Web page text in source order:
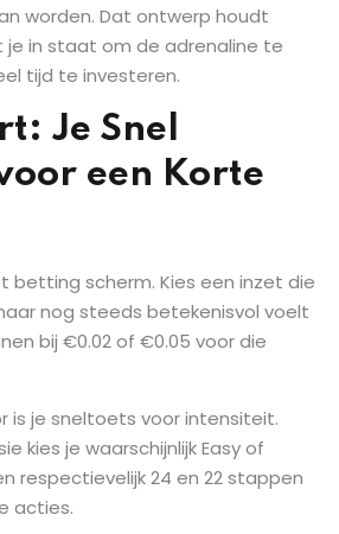
worden. Dat ontwerp houdt
je in staat om de adrenaline te
tijd te investeren.
Je Snel
een Korte
betting scherm. Kies een inzet die
nog steeds betekenisvol voelt
bij €0.02 of €0.05 voor die
is je sneltoets voor intensiteit.
kies je waarschijnlijk Easy of
respectievelijk 24 en 22 stappen
acties.